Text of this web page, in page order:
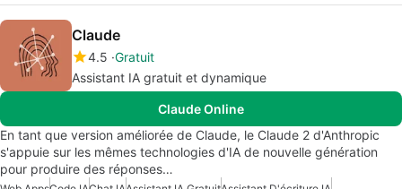
Claude
4.5 Gratuit
Assistant IA gratuit et dynamique
Claude Online
En tant que version améliorée de Claude, le Claude 2 d'Anthropic
s'appuie sur les mêmes technologies d'IA de nouvelle génération
pour produire des réponses…